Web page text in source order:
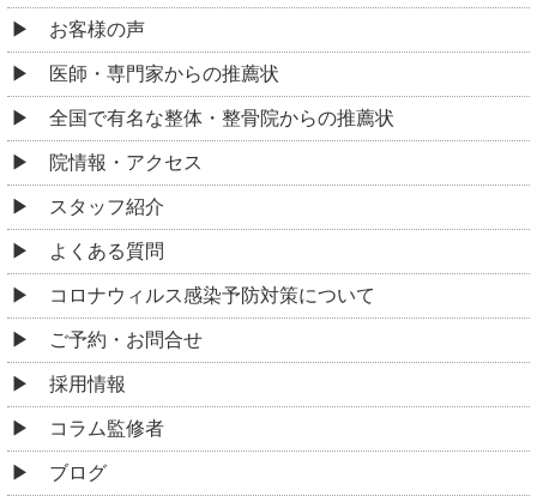
お客様の声
医師・専門家からの推薦状
全国で有名な整体・整骨院からの推薦状
院情報・アクセス
スタッフ紹介
よくある質問
コロナウィルス感染予防対策について
ご予約・お問合せ
採用情報
コラム監修者
ブログ